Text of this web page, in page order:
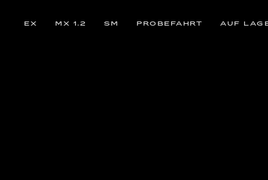
EX MX 1.2 SM PROBEFAHRT AUF